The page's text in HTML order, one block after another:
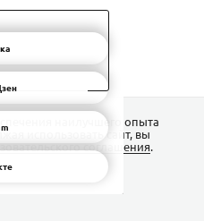
наилучшего опыта
использовать сайт, вы
соглашения.